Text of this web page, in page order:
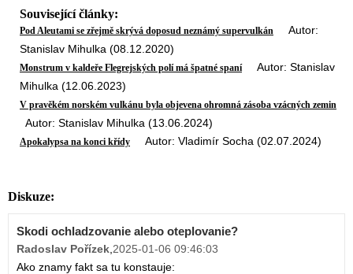
Související články:
Pod Aleutami se zřejmě skrývá doposud neznámý supervulkán
Autor:
Stanislav Mihulka (08.12.2020)
Monstrum v kaldeře Flegrejských polí má špatné spaníAutor: Stanislav
Mihulka (12.06.2023)
V pravěkém norském vulkánu byla objevena ohromná zásoba vzácných zemin
Autor: Stanislav Mihulka (13.06.2024)
Apokalypsa na konci křídy Autor: Vladimír Socha (02.07.2024)
Diskuze:
Skodi ochladzovanie alebo oteplovanie?
Radoslav Pořízek 2025-01-06 09:46:03
Ako znamy fakt sa tu konstauje: